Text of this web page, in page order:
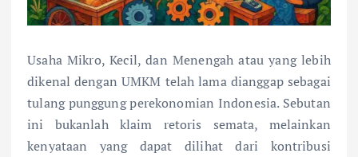
Usaha Mikro, Kecil, dan Menengah atau yang lebih
dikenal dengan UMKM telah lama dianggap sebagai
tulang punggung perekonomian Indonesia. Sebutan
ini bukanlah klaim retoris semata, melainkan
kenyataan yang dapat dilihat dari kontribusi